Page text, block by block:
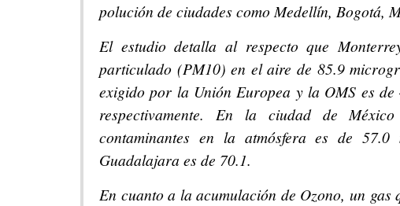
polución de ciudades como Medellín, Bogotá,
El estudio detalla al respecto que
particulado (PM10) en el aire de 85.9
exigido por la Unión Europea y la OMS es
respectivamente. En la ciudad de
contaminantes en la atmósfera es de
Guadalajara es de 70.1.
En cuanto a la acumulación de Ozono, un